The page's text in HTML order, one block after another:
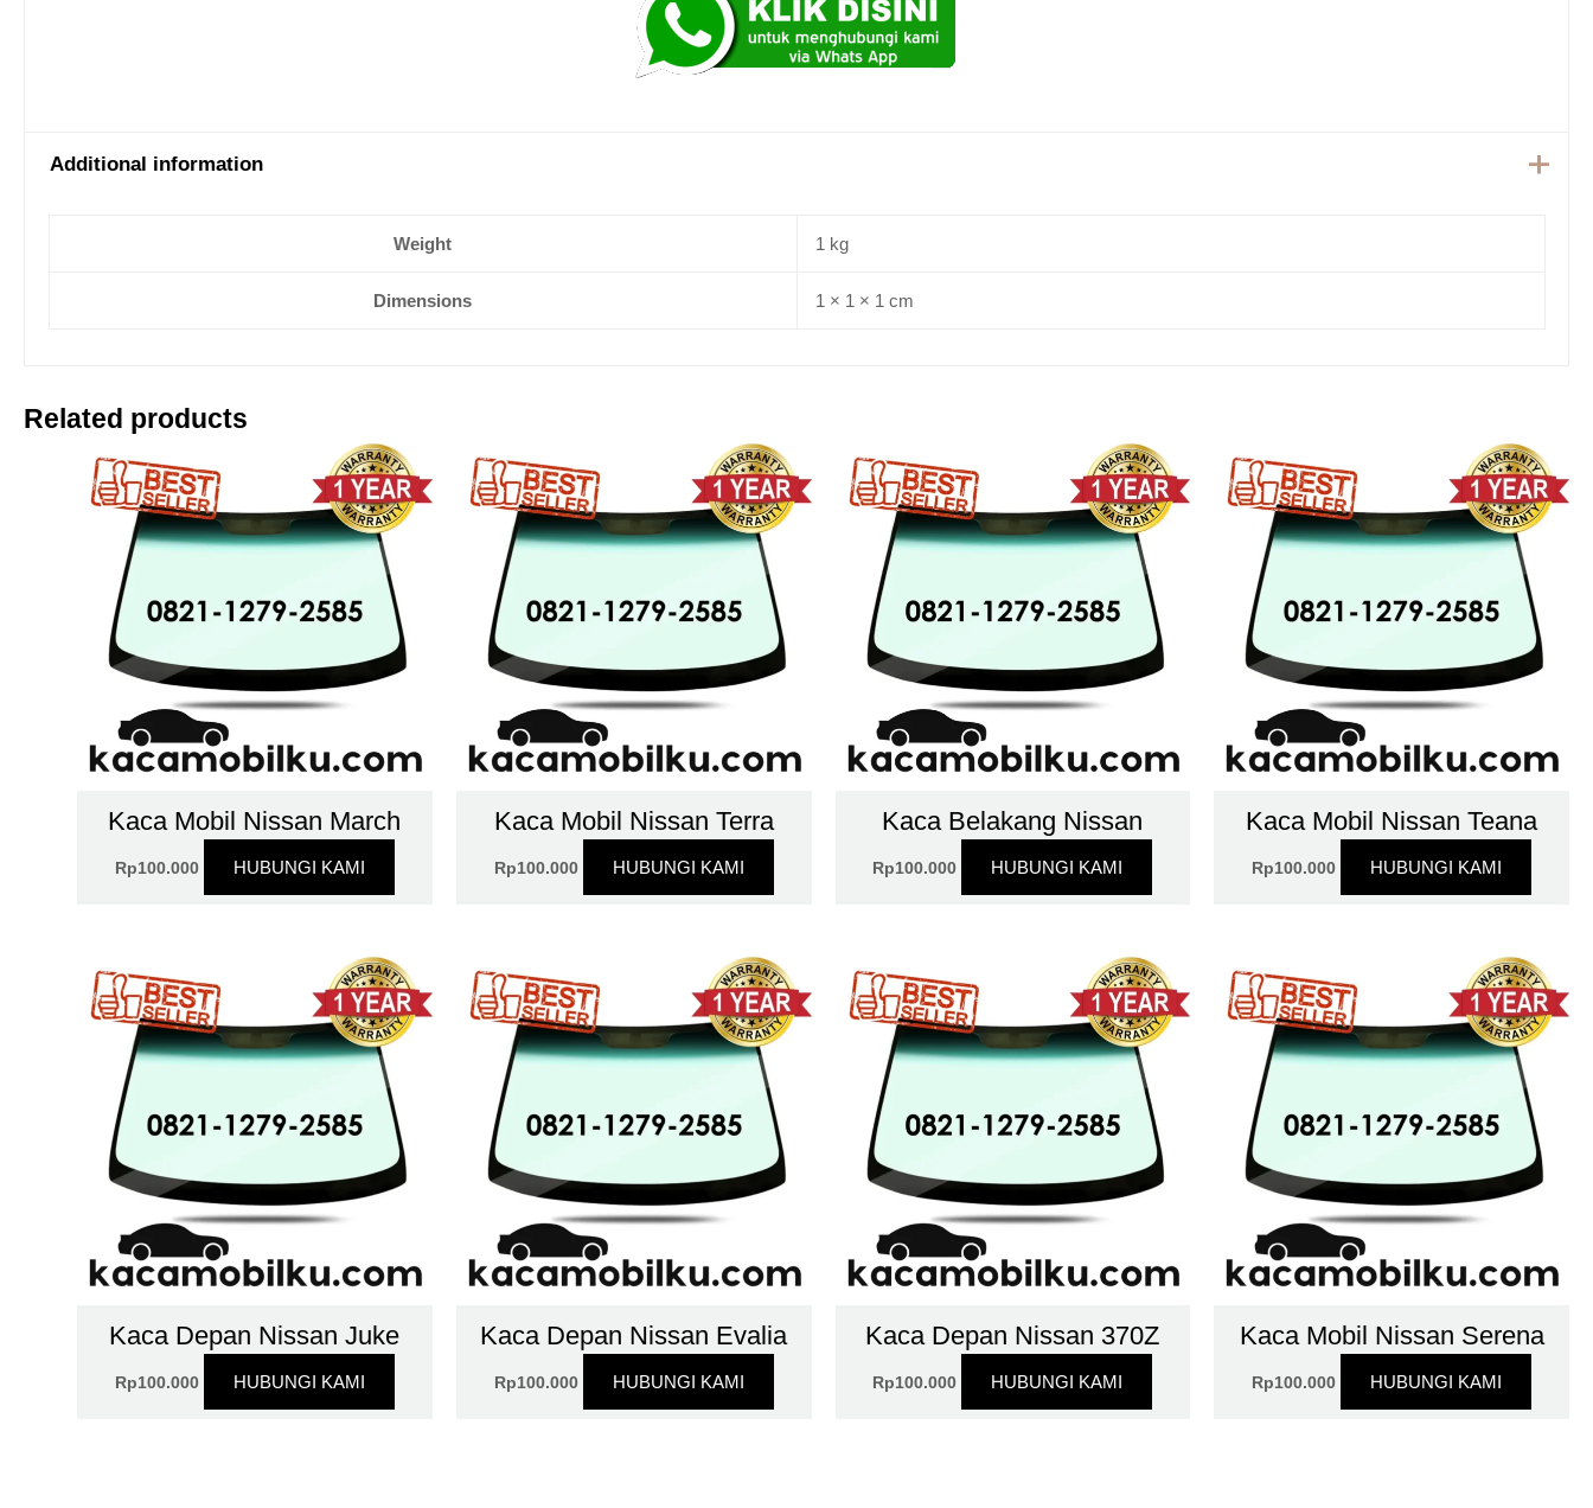
Additional information
Weight 1 kg
Dimensions 1 × 1 × 1 cm
Related products
Kaca Mobil Nissan March
Rp100.000 HUBUNGI KAMI
Kaca Mobil Nissan Terra
Rp100.000 HUBUNGI KAMI
Kaca Belakang Nissan
Rp100.000 HUBUNGI KAMI
Kaca Mobil Nissan Teana
Rp100.000 HUBUNGI KAMI
Kaca Depan Nissan Juke
Rp100.000 HUBUNGI KAMI
Kaca Depan Nissan Evalia
Rp100.000 HUBUNGI KAMI
Kaca Depan Nissan 370Z
Rp100.000 HUBUNGI KAMI
Kaca Mobil Nissan Serena
Rp100.000 HUBUNGI KAMI